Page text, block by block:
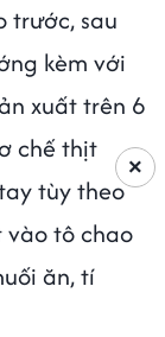
trước, sau
kèm với
xuất trên 6
chế thịt
tùy theo
vào tô chao
ăn, tí
×